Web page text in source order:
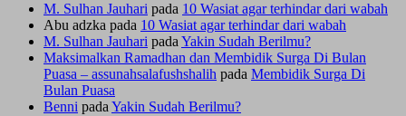
M. Sulhan Jauhari pada 10 Wasiat agar terhindar dari wabah
Abu adzka pada 10 Wasiat agar terhindar dari wabah
M. Sulhan Jauhari pada Yakin Sudah Berilmu?
Maksimalkan Ramadhan dan Membidik Surga Di Bulan
Puasa – assunahsalafushshalih pada Membidik Surga Di
Bulan Puasa
Benni pada Yakin Sudah Berilmu?